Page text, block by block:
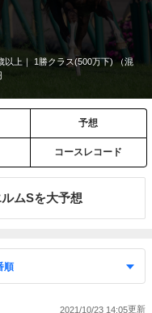
以上
1勝クラス(500万下) （混
予想
コースレコード
ムSを大予想
2021/10/23 14:05